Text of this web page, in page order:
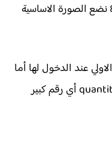
القسم المختص بالمراجعة وفي رقم 8 نضع الصورة الاساسية
عند الدخول لها أما
في رقم 9 نقوم بوضع سعر الهاتف و quantity أي رقم كبير